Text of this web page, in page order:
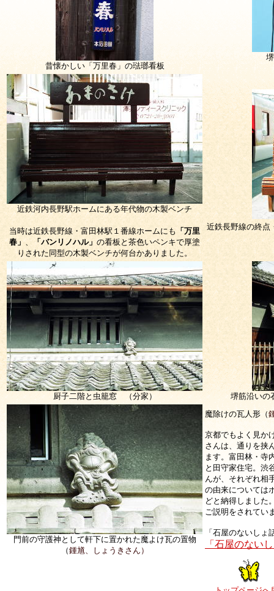
昔懐かしい「万里春」の琺瑯看板
近鉄河内長野駅ホームにある年代物の木製ベンチ
当時は近鉄長野線・富田林駅１番線ホームにも 「万里
春」、 「バンリノハル」 の看板と茶色いペンキで厚塗
りされた同型の木製ベンチが何台かありました。
近鉄長野線の終点
厨子二階と虫籠窓 （分家） 堺筋沿いの
門前の守護神として軒下に置かれた魔よけ瓦の置物
（鍾馗、しょうきさん）
魔除けの瓦人形（
京都でもよく見か
さんは、通りを挟
ます。富田林・寺
と田守家住宅。渋
んが、それぞれ相
の由来については
どと納得しました
ご説明をされてい
「石屋のないし
「石屋のない